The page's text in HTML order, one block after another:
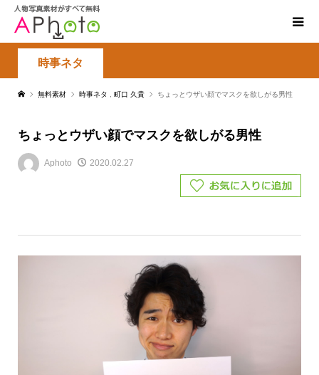
時事ネタ
無料素材 時事ネタ 町口 久貴 ちょっとウザい顔でマスクを欲しがる男性
ちょっとウザい顔でマスクを欲しがる男性
Aphoto 2020.02.27